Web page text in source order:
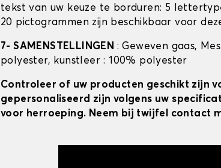
tekst van uw keuze te borduren: 5
20 pictogrammen zijn beschikbaar voor
7- SAMENSTELLINGEN : Geweven gaas,
polyester, kunstleer : 100% polyester
Controleer of uw producten geschikt zijn
gepersonaliseerd zijn volgens uw
voor herroeping. Neem bij twijfel contact